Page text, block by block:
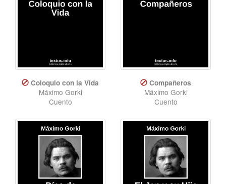
Coloquio con la Vida
Máximo Gorki
Cuento
Compañeros
Máximo Gorki
Cuento